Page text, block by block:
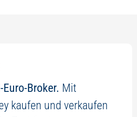
Broker. Mit
kaufen und verkaufen